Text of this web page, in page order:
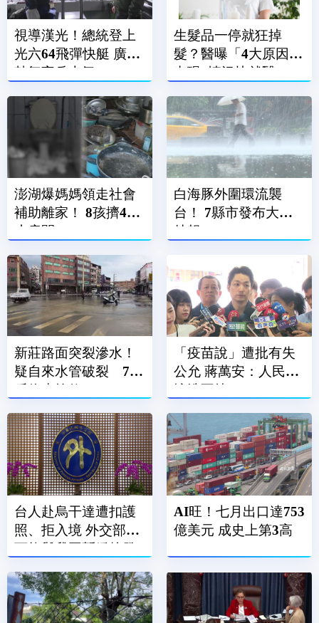
視導漢光！總統登上
光六64飛彈快艇 廣播
鼓舞官兵士氣
生髮品一停就狂掉
髮？醫曝「4大原因」
出現1情況快就醫
澎湖爆媽媽領走社會
補助離家！ 8孩擠4坪
小房間
白海豚外圍環流襲
台！ 7縣市發布大雨
特報
新莊路面突裂滲水！
疑自來水管破裂 702
戶停水搶修
「疫苗說」遭批有失
公允 蔣萬安：人民記
憶洗不掉
台人赴烏干達遭扣護
照、拒入境 外交部：
可能與我國暫緩核發
AI旺！七月出口達753
億美元 成史上第3高